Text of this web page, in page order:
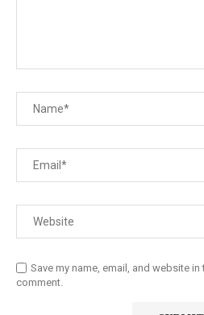
Save my name, email, and website
comment.